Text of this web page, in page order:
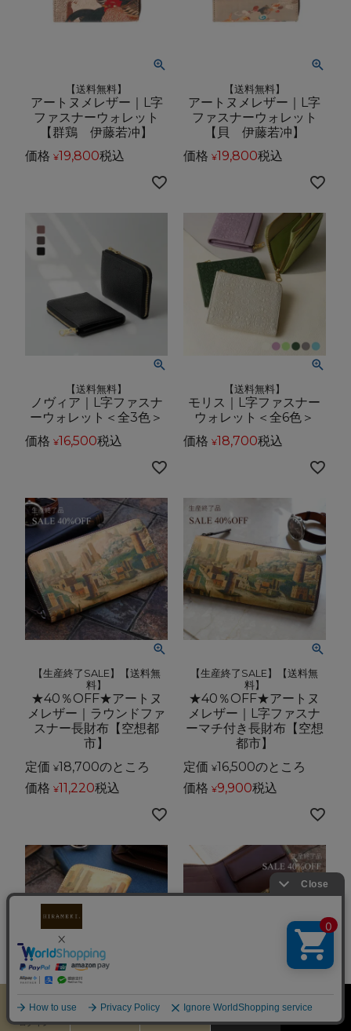
【送料無料】
アートヌメレザー｜L字
ファスナーウォレット
【群鶏 伊藤若冲】
価格 ¥19,800税込
【送料無料】
アートヌメレザー｜L字
ファスナーウォレット
【貝 伊藤若冲】
価格 ¥19,800税込
【送料無料】
ノヴィア｜L字ファスナ
ーウォレット＜全3色＞
価格 ¥16,500税込
【送料無料】
モリス｜L字ファスナー
ウォレット＜全6色＞
価格 ¥18,700税込
【生産終了SALE】【送料無
料】
★40％OFF★アートヌ
メレザー｜ラウンドファ
スナー長財布【空想都
市】
定価 ¥18,700のところ
価格 ¥11,220税込
【生産終了SALE】【送料無
料】
★40％OFF★アートヌ
メレザー｜L字ファスナ
ーマチ付き長財布【空想
都市】
定価 ¥16,500のところ
価格 ¥9,900税込
【生産終了SALE】【送料無
【生産終了SALE】【送料無
ログイン